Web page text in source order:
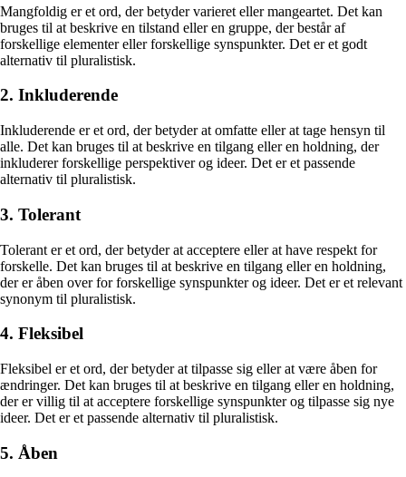
Mangfoldig er et ord, der betyder varieret eller mangeartet. Det kan
bruges til at beskrive en tilstand eller en gruppe, der består af
forskellige elementer eller forskellige synspunkter. Det er et godt
alternativ til pluralistisk.
2. Inkluderende
Inkluderende er et ord, der betyder at omfatte eller at tage hensyn til
alle. Det kan bruges til at beskrive en tilgang eller en holdning, der
inkluderer forskellige perspektiver og ideer. Det er et passende
alternativ til pluralistisk.
3. Tolerant
Tolerant er et ord, der betyder at acceptere eller at have respekt for
forskelle. Det kan bruges til at beskrive en tilgang eller en holdning,
der er åben over for forskellige synspunkter og ideer. Det er et relevant
synonym til pluralistisk.
4. Fleksibel
Fleksibel er et ord, der betyder at tilpasse sig eller at være åben for
ændringer. Det kan bruges til at beskrive en tilgang eller en holdning,
der er villig til at acceptere forskellige synspunkter og tilpasse sig nye
ideer. Det er et passende alternativ til pluralistisk.
5. Åben